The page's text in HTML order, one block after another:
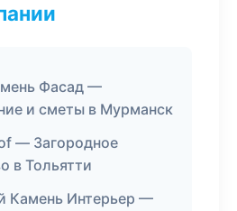
Фасад —
и сметы в Мурманск
— Загородное
в Тольятти
Камень Интерьер —